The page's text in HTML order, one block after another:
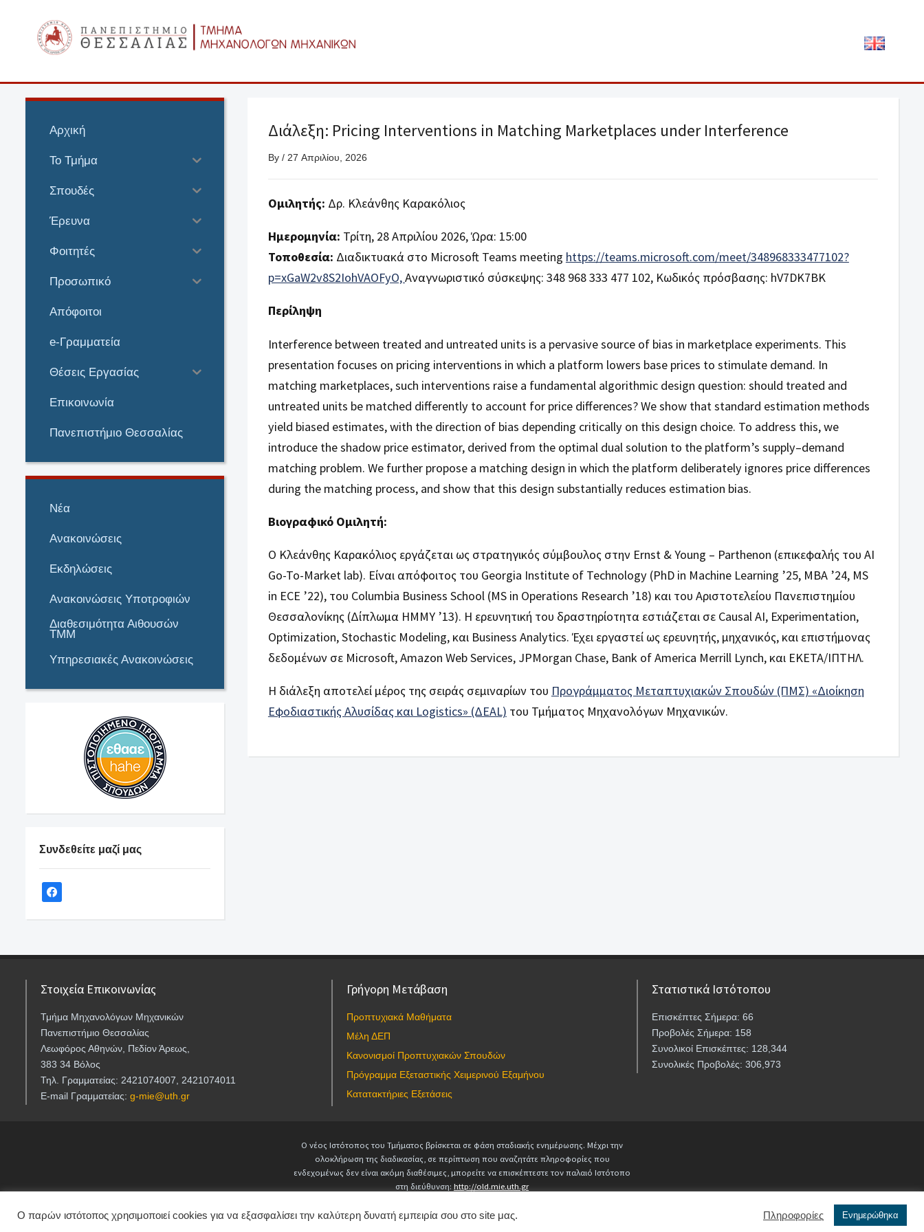
Αρχική
Το Τμήμα
Σπουδές
Έρευνα
Φοιτητές
Προσωπικό
Απόφοιτοι
e-Γραμματεία
Θέσεις Εργασίας
Επικοινωνία
Πανεπιστήμιο Θεσσαλίας
Νέα
Ανακοινώσεις
Εκδηλώσεις
Ανακοινώσεις Υποτροφιών
Διαθεσιμότητα Αιθουσών
ΤΜΜ
Υπηρεσιακές Ανακοινώσεις
Συνδεθείτε μαζί μας
Διάλεξη: Pricing Interventions in Matching Marketplaces under Interference
By / 27 Απριλίου, 2026
Ομιλητής: Δρ. Κλεάνθης Καρακόλιος
Ημερομηνία: Τρίτη, 28 Απριλίου 2026, Ώρα: 15:00
Τοποθεσία: Διαδικτυακά στο Microsoft Teams meeting https://teams.microsoft.com/meet/348968333477102?
p=xGaW2v8S2IohVAOFyO,Αναγνωριστικό σύσκεψης: 348 968 333 477 102, Κωδικός πρόσβασης: hV7DK7BK
Περίληψη
Interference between treated and untreated units is a pervasive source of bias in marketplace experiments. This
presentation focuses on pricing interventions in which a platform lowers base prices to stimulate demand. In
matching marketplaces, such interventions raise a fundamental algorithmic design question: should treated and
untreated units be matched differently to account for price differences? We show that standard estimation methods
yield biased estimates, with the direction of bias depending critically on this design choice. To address this, we
introduce the shadow price estimator, derived from the optimal dual solution to the platform’s supply–demand
matching problem. We further propose a matching design in which the platform deliberately ignores price differences
during the matching process, and show that this design substantially reduces estimation bias.
Βιογραφικό Ομιλητή:
Ο Κλεάνθης Καρακόλιος εργάζεται ως στρατηγικός σύμβουλος στην Ernst & Young – Parthenon (επικεφαλής του AI
Go-To-Market lab). Είναι απόφοιτος του Georgia Institute of Technology (PhD in Machine Learning ’25, MBA ’24, MS
in ECE ’22), του Columbia Business School (MS in Operations Research ’18) και του Αριστοτελείου Πανεπιστημίου
Θεσσαλονίκης (Δίπλωμα ΗΜΜΥ ’13). Η ερευνητική του δραστηρίοτητα εστιάζεται σε Causal AI, Experimentation,
Optimization, Stochastic Modeling, και Business Analytics. Έχει εργαστεί ως ερευνητής, μηχανικός, και επιστήμονας
δεδομένων σε Microsoft, Amazon Web Services, JPMorgan Chase, Bank of America Merrill Lynch, και ΕΚΕΤΑ/ΙΠΤΗΛ.
Η διάλεξη αποτελεί μέρος της σειράς σεμιναρίων του Προγράμματος Μεταπτυχιακών Σπουδών (ΠΜΣ) «Διοίκηση
Εφοδιαστικής Αλυσίδας και Logistics» (ΔΕΑL) του Τμήματος Μηχανολόγων Μηχανικών.
Στοιχεία Επικοινωνίας
Τμήμα Μηχανολόγων Μηχανικών
Πανεπιστήμιο Θεσσαλίας
Λεωφόρος Αθηνών, Πεδίον Άρεως,
383 34 Βόλος
Τηλ. Γραμματείας: 2421074007, 2421074011
E-mail Γραμματείας: g-mie@uth.gr
Γρήγορη Μετάβαση
Προπτυχιακά Μαθήματα
Μέλη ΔΕΠ
Κανονισμοί Προπτυχιακών Σπουδών
Πρόγραμμα Εξεταστικής Χειμερινού Εξαμήνου
Κατατακτήριες Εξετάσεις
Στατιστικά Ιστότοπου
Επισκέπτες Σήμερα: 66
Προβολές Σήμερα: 158
Συνολικοί Επισκέπτες: 128,344
Συνολικές Προβολές: 306,973
Ο νέος Ιστότοπος του Τμήματος βρίσκεται σε φάση σταδιακής ενημέρωσης. Μέχρι την
ολοκλήρωση της διαδικασίας, σε περίπτωση που αναζητάτε πληροφορίες που
ενδεχομένως δεν είναι ακόμη διαθέσιμες, μπορείτε να επισκέπτεστε τον παλαιό Ιστότοπο
στη διεύθυνση: http://old.mie.uth.gr
webmaster-mie@uth.gr
Ο παρών ιστότοπος χρησιμοποιεί cookies για να εξασφαλίσει την καλύτερη δυνατή εμπειρία σου στο site μας. Πληροφορίες Ενημερώθηκα